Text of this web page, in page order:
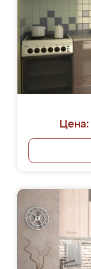
Цена: